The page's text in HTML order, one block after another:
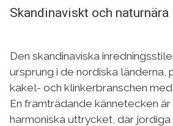
Skandinaviskt och naturnära
Den skandinaviska
ursprung i de nordiska länderna,
kakel- och klinkerbranschen med
En framträdande kännetecken
harmoniska uttrycket, där